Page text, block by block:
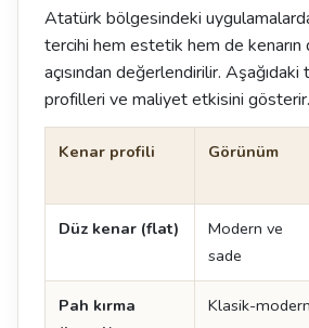
Atatürk bölgesindeki
tercihi hem estetik hem de kenarın
açısından değerlendirilir. Aşağıdaki
profilleri ve maliyet etkisini gösterir.
Kenar profili Görünüm
Düz kenar (flat)
Modern ve
sade
Pah kırma
Klasik-modern